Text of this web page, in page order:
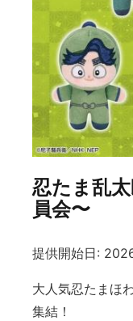
忍たま乱
員会〜
提供開始日:
大人気忍たまほ
集結！